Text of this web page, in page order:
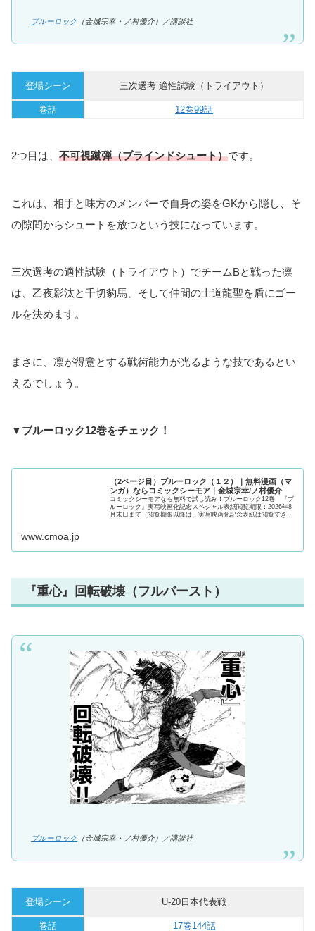
ブルーロック （金城宗幸・ノ村優介）／講談社
登場シーン 三次選考 適性試験（トライアウト）
巻話 12巻99話
2つ目は、 不可視蹴弾（ブラインドシュート）です。
これは、相手と味方のメンバーで自身の姿をGKから隠し、そ
の隙間からシュートを放つという技になっています。
三次選考の適性試験（トライアウト）でチームBと戦った凛
は、乙夜影汰と千切豹馬、そして仲間の士道龍聖を盾にゴー
ルを決めます。
まさに、凛が得意とする戦術能力が光るような技であるとい
えるでしょう。
▼ブルーロック12巻をチェック！
（2ページ目）ブルーロック（１２）｜無料漫画（マ
ンガ）ならコミックシーモア｜金城宗幸/ノ村優介
コミックシーモアなら無料で試し読み！ブルーロック12巻｜『ブ
ルーロック』実写映画化記念スペシャル表紙閲覧期限：2026年8
月末日まで（閲覧期限以降は、実写映画化記念表紙は閲覧できな
www.cmoa.jp
『重心』回転破壊（フルバースト）
ブルーロック （金城宗幸・ノ村優介）／講談社
登場シーン U-20日本代表戦
巻話 17巻144話